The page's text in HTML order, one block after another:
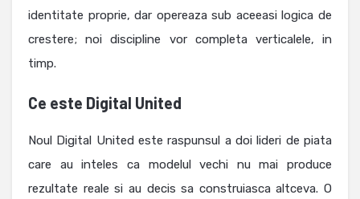
identitate proprie, dar opereaza sub aceeasi logica de
crestere; noi discipline vor completa verticalele, in
timp.
Ce este Digital United
Noul Digital United este raspunsul a doi lideri de piata
care au inteles ca modelul vechi nu mai produce
rezultate reale si au decis sa construiasca altceva. O